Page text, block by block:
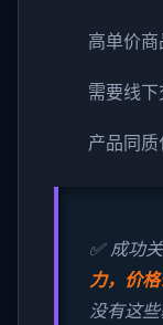
高单价商
需要线下
产品同质
✅ 成功关
力，价
没有这